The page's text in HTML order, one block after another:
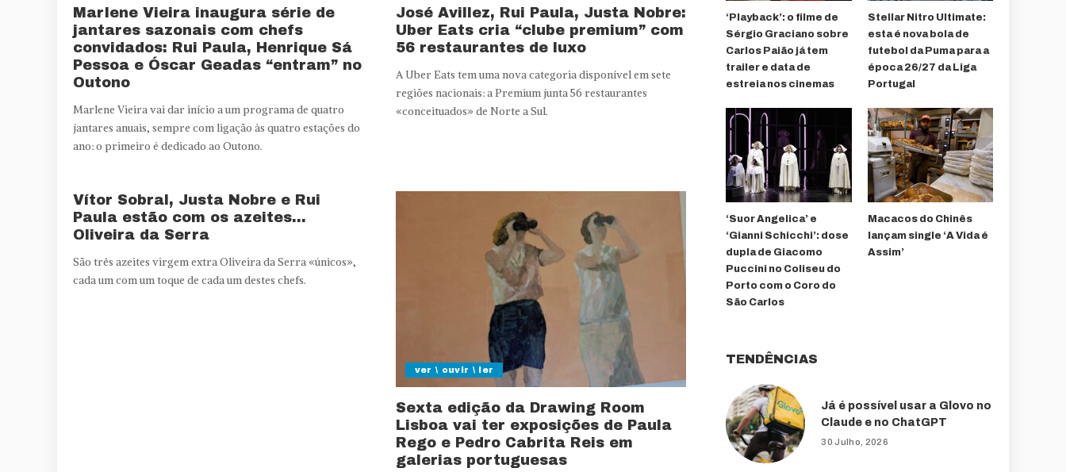
Marlene Vieira inaugura série de
jantares sazonais com chefs
convidados: Rui Paula, Henrique Sá
Pessoa e Óscar Geadas “entram” no
Outono
Marlene Vieira vai dar início a um programa de quatro
jantares anuais, sempre com ligação às quatro estações do
ano: o primeiro é dedicado ao Outono.
José Avillez, Rui Paula, Justa Nobre:
Uber Eats cria “clube premium” com
56 restaurantes de luxo
A Uber Eats tem uma nova categoria disponível em sete
regiões nacionais: a Premium junta 56 restaurantes
«conceituados» de Norte a Sul.
Vítor Sobral, Justa Nobre e Rui
Paula estão com os azeites…
Oliveira da Serra
São três azeites virgem extra Oliveira da Serra «únicos»,
cada um com um toque de cada um destes chefs.
ver \ ouvir \ ler
Sexta edição da Drawing Room
Lisboa vai ter exposições de Paula
Rego e Pedro Cabrita Reis em
galerias portuguesas
‘Playback’: o filme de
Sérgio Graciano sobre
Carlos Paião já tem
trailer e data de
estreia nos cinemas
Stellar Nitro Ultimate:
esta é nova bola de
futebol da Puma para a
época 26/27 da Liga
Portugal
‘Suor Angelica’ e
‘Gianni Schicchi’: dose
dupla de Giacomo
Puccini no Coliseu do
Porto com o Coro do
São Carlos
Macacos do Chinês
lançam single ‘A Vida é
Assim’
TENDÊNCIAS
Já é possível usar a Glovo no
Claude e no ChatGPT
30 Julho, 2026